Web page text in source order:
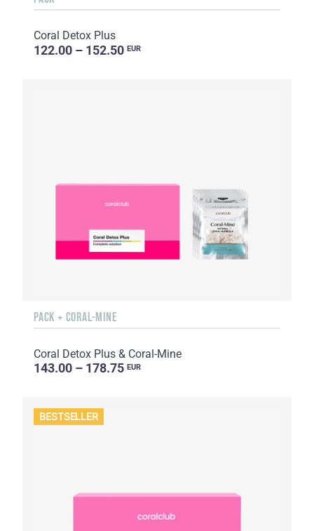
Coral Detox Plus
122.00 – 152.50 EUR
PACK + CORAL-MINE
Coral Detox Plus & Coral-Mine
143.00 – 178.75 EUR
BESTSELLER